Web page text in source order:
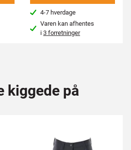
4-7 hverdage
Varen kan afhentes
i3 forretninger
kiggede på